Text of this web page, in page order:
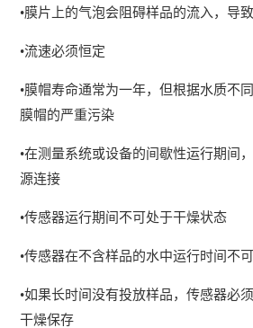
•膜片上的气泡会阻碍样品的流入，导
•流速必须恒定
•膜帽寿命通常为一年，但根据水质不
膜帽的严重污染
•在测量系统或设备的间歇性运行期间
源连接
•传感器运行期间不可处于干燥状态
•传感器在不含样品的水中运行时间不
•如果长时间没有投放样品，传感器必
干燥保存